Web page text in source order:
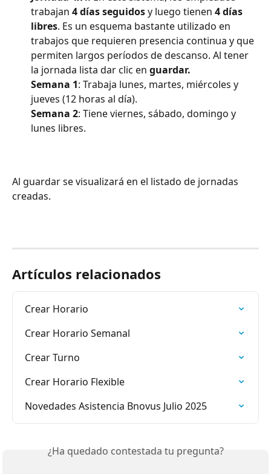
trabajan 4 días seguidos y luego tienen 4 días
libres. Es un esquema bastante utilizado en
trabajos que requieren presencia continua y que
permiten largos períodos de descanso. Al tener
la jornada lista dar clic en guardar.
Semana 1: Trabaja lunes, martes, miércoles y
jueves (12 horas al día).
Semana 2: Tiene viernes, sábado, domingo y
lunes libres.
Al guardar se visualizará en el listado de jornadas
creadas.
Artículos relacionados
Crear Horario
Crear Horario Semanal
Crear Turno
Crear Horario Flexible
Novedades Asistencia Bnovus Julio 2025
¿Ha quedado contestada tu pregunta?